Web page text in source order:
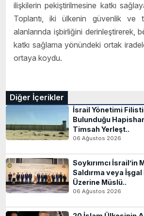
ilişkilerin pekiştirilmesine katkı
Toplantı, iki ülkenin güvenlik ve
alanlarında işbirliğini derinleştirerek,
katkı sağlama yönündeki ortak
ortaya koydu.
Diğer İçerikler
İsrail Yönetimi
Bulunduğu
Timsah Yerleşt..
06 Ağustos 2026
Soykırımcı İsrail’in
Saldırma veya
Üzerine Müslü..
06 Ağustos 2026